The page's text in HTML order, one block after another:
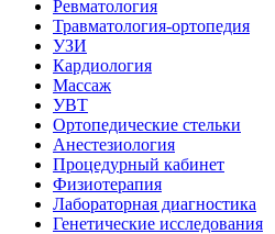
Ревматология
Травматология-ортопедия
УЗИ
Кардиология
Массаж
УВТ
Ортопедические стельки
Анестезиология
Процедурный кабинет
Физиотерапия
Лабораторная диагностика
Генетические исследования